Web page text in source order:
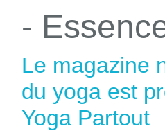
-
Le magazine
du yoga est
Yoga Partout